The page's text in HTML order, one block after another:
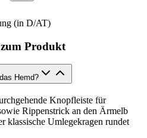
(in D/AT)
Produkt
Hemd?
Knopfleiste für
Rippenstrick an den Ärmelb
klassische Umlegekragen rundet